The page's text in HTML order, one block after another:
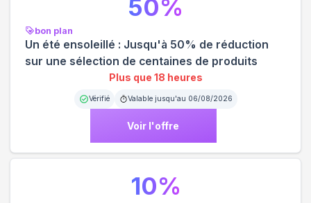
bon plan
Un été ensoleillé : Jusqu'à 50% de réduction
sur une sélection de centaines de produits
Plus que 18 heures
Vérifié Valable jusqu'au 06/08/2026
Voir l'offre
50%
10%